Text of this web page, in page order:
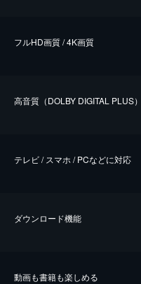
フルHD画質 / 4K画質
⾼⾳質（DOLBY DIGITAL PLUS）
テレビ / スマホ / PCなどに対応
ダウンロード機能
動画も書籍も楽しめる